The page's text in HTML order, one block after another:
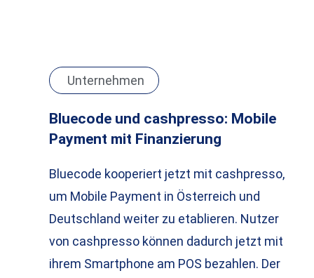
Unternehmen
Bluecode und cashpresso: Mobile
Payment mit Finanzierung
Bluecode kooperiert jetzt mit cashpresso,
um Mobile Payment in Österreich und
Deutschland weiter zu etablieren. Nutzer
von cashpresso können dadurch jetzt mit
ihrem Smartphone am POS bezahlen. Der